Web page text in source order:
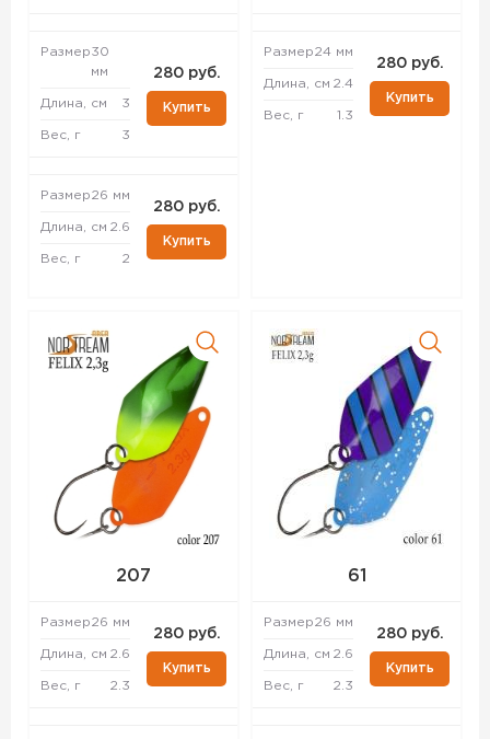
Размер30
мм
Длина, см 3
Вес, г 3
280 руб.
Купить
Размер26 мм
Длина, см 2.6
Вес, г 2
280 руб.
Купить
Размер24 мм
Длина, см 2.4
Вес, г 1.3
280 руб.
Купить
207
Размер26 мм
Длина, см 2.6
Вес, г 2.3
280 руб.
Купить
61
Размер26 мм
Длина, см 2.6
Вес, г 2.3
280 руб.
Купить